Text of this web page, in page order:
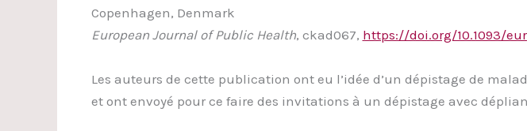
Copenhagen, Denmark
European Journal of Public Health, ckad067, https://doi.org/10.1093/
Les auteurs de cette publication ont eu l’idée d’un dépistage de
et ont envoyé pour ce faire des invitations à un dépistage avec